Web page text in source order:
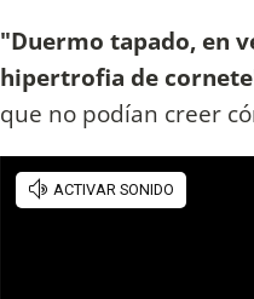
"Duermo tapado, en
hipertrofia de
que no podían creer